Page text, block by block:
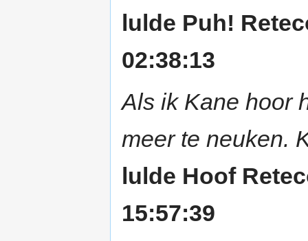
lulde Puh!
02:38:13
Als ik Kane hoor
meer te neuken.
lulde Hoof
15:57:39